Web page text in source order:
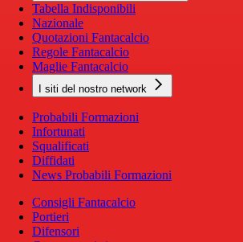
Tabella Indisponibili
Nazionale
Quotazioni Fantacalcio
Regole Fantacalcio
Maglie Fantacalcio
I siti del nostro network
Probabili Formazioni
Infortunati
Squalificati
Diffidati
News Probabili Formazioni
Consigli Fantacalcio
Portieri
Difensori